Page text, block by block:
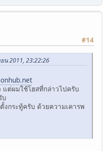
#14
น 2011, 23:22:26
แต่ผมใช้โฮสที่กล่าวไปครับ
บ
งกระทู้ครับ ด้วยความเคารพ